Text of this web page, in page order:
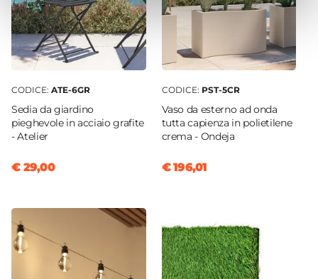
CODICE: ATE-6GR
Sedia da giardino
pieghevole in acciaio grafite
- Atelier
€ 29,00
CODICE: PST-5CR
Vaso da esterno ad onda
tutta capienza in polietilene
crema - Ondeja
€ 196,01